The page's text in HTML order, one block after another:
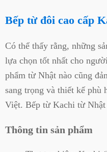
Bếp từ đôi cao cấp
Có thể thấy rằng, những
lựa chọn tốt nhất cho
phẩm từ Nhật nào cũng
sang trọng và thiết kế phù
Việt. Bếp từ Kachi từ Nhật
Thông tin sản phẩm